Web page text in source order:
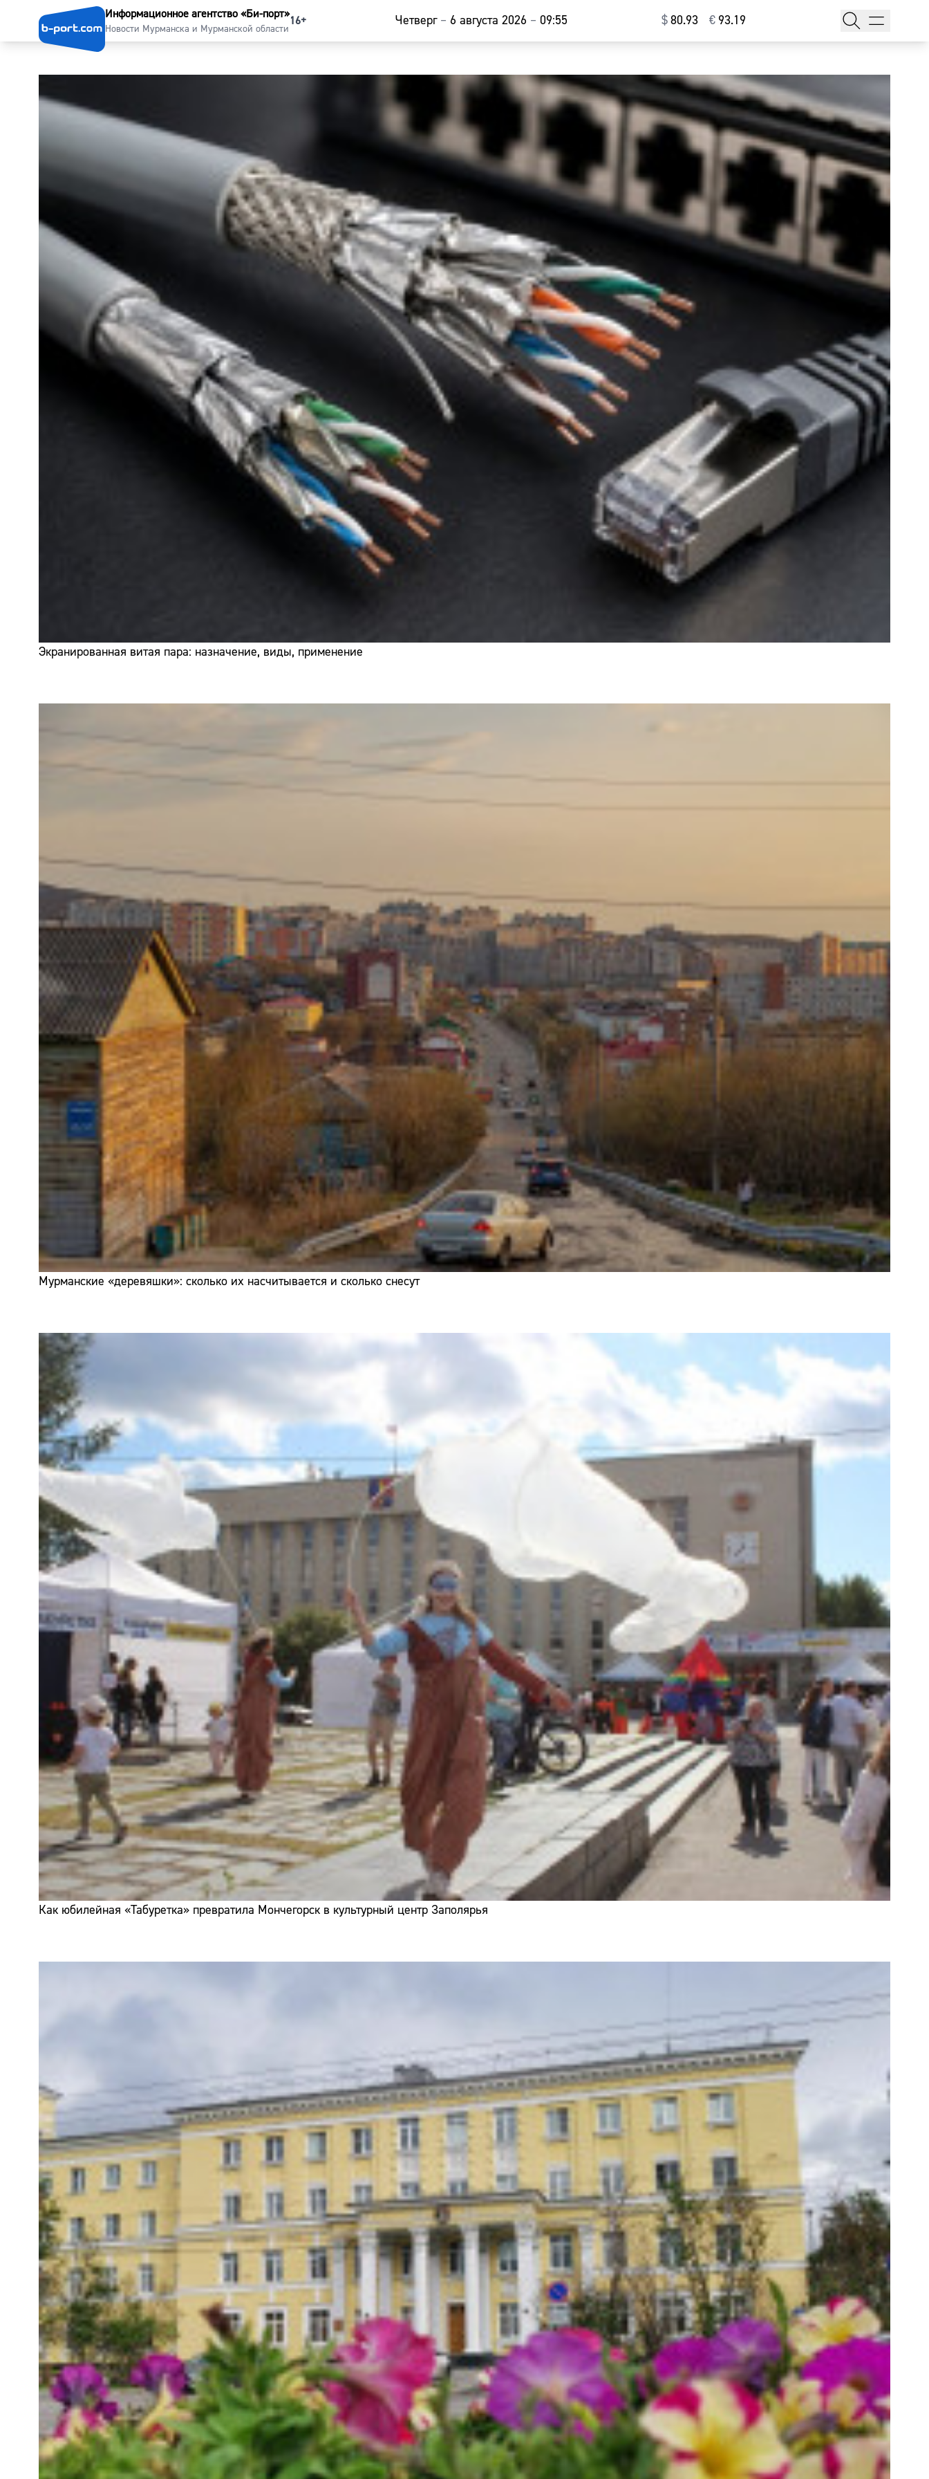
Информационное агентство «Би-порт»
Новости Мурманска и Мурманской области
16+ Четверг – 6 августа 2026 – 09:55 $⁠80.93 € ⁠93.19
Экранированная витая пара: назначение, виды, применение
Мурманские «деревяшки»: сколько их насчитывается и сколько снесут
Как юбилейная «Табуретка» превратила Мончегорск в культурный центр Заполярья
Главная
Новости
Наши гости
Фоторепортажи
Погода
Курсы валют
Сайт:
Адрес:
Телефон: